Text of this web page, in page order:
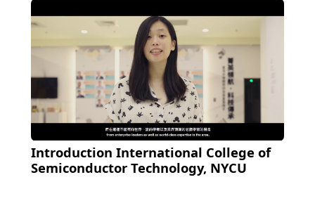
Introduction International College of
Semiconductor Technology, NYCU